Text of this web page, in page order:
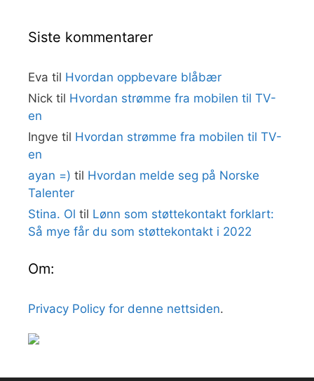
Siste kommentarer
Eva til Hvordan oppbevare blåbær
Nick til Hvordan strømme fra mobilen til TV-
en
Ingve til Hvordan strømme fra mobilen til TV-
en
ayan =) til Hvordan melde seg på Norske
Talenter
Stina. Ol til Lønn som støttekontakt forklart:
Så mye får du som støttekontakt i 2022
Om:
Privacy Policy for denne nettsiden.